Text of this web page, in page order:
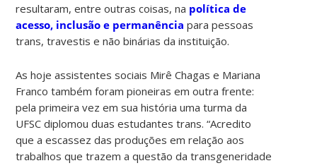
resultaram, entre outras coisas, na política de
acesso, inclusão e permanência para pessoas
trans, travestis e não binárias da instituição.
As hoje assistentes sociais Mirê Chagas e Mariana
Franco também foram pioneiras em outra frente:
pela primeira vez em sua história uma turma da
UFSC diplomou duas estudantes trans. “Acredito
que a escassez das produções em relação aos
trabalhos que trazem a questão da transgeneridade